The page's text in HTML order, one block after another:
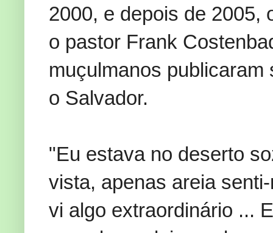
2000, e depois de 2005,
o pastor Frank
muçulmanos publicaram
o Salvador.
"Eu estava no deserto
vista, apenas areia
vi algo extraordinário ...